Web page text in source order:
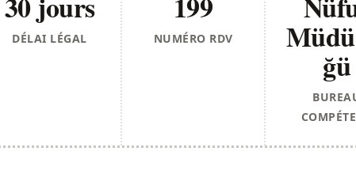
DÉLAI LÉGAL NUMÉRO RDV
ğü